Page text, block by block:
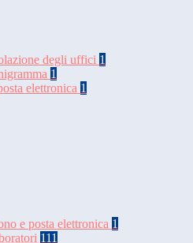
degli uffici 1
1
elettronica 1
e posta elettronica 1
111